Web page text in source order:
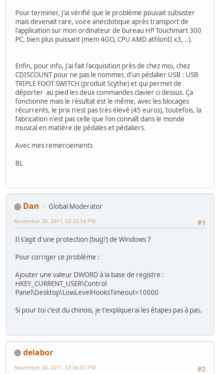
Pour terminer, J'ai vérifié que le problème pouvait subsister
mais devenait rare, voire anecdotique après transport de
l'application sur mon ordinateur de bureau HP Touchmart 300
PC, bien plus puissant (mem 4GO, CPU AMD athlonII x3, ..).
Enfin, pour info, J'ai fait l'acquisition près de chez moi, chez
CDISCOUNT pour ne pas le nommer, d'un pédalier USB : USB
TRIPLE FOOT SWITCH (produit Scythe) et qui permet de
déporter au pied les deux commandes clavier ci dessus. Ça
fonctionne mais le résultat est le même, avec les blocages
récurrents, le prix n'est pas très élevé (45 euros), toutefois, la
fabrication n'est pas celle que l'on connaît dans le monde
musical en matière de pédales et pédaliers.
Avec mes remerciements
BL
Dan
Global Moderator
#1
November 30, 2011, 02:32:54 PM
Il s'agit d'une protection (bug?) de Windows 7
Pour corriger ce problème :
Ajouter une valeur DWORD à la base de registre :
HKEY_CURRENT_USER\Control
Panel\Desktop\LowLevelHooksTimeout=10000
Si pour toi c'est du chinois, je t'expliquerai les étapes pas à pas.
delabor
#2
November 30, 2011, 07:56:07 PM